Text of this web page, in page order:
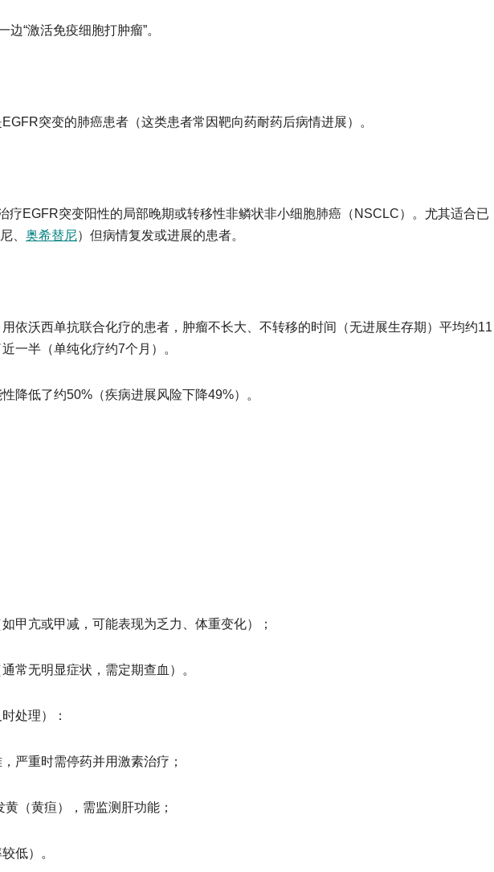
边“激活免疫细胞打肿瘤”。
EGFR突变的肺癌患者（这类患者常因靶向药耐药后病情进展）。
疗EGFR突变阳性的局部晚期或转移性非鳞状非小细胞肺癌（NSCLC）。尤其适合已
、 奥希替尼）但病情复发或进展的患者。
依沃西单抗联合化疗的患者，肿瘤不长大、不转移的时间（无进展生存期）平均约11
一半（单纯化疗约7个月）。
降低了约50%（疾病进展风险下降49%）。
甲亢或甲减，可能表现为乏力、体重变化）；
常无明显症状，需定期查血）。
处理）：
严重时需停药并用激素治疗；
（黄疸），需监测肝功能；
低）。